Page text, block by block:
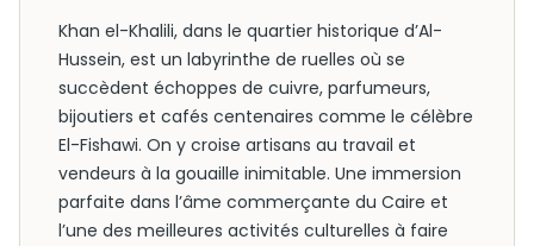
Khan el-Khalili, dans le quartier historique d’Al-
Hussein, est un labyrinthe de ruelles où se
succèdent échoppes de cuivre, parfumeurs,
bijoutiers et cafés centenaires comme le célèbre
El-Fishawi. On y croise artisans au travail et
vendeurs à la gouaille inimitable. Une immersion
parfaite dans l’âme commerçante du Caire et
l’une des meilleures activités culturelles à faire